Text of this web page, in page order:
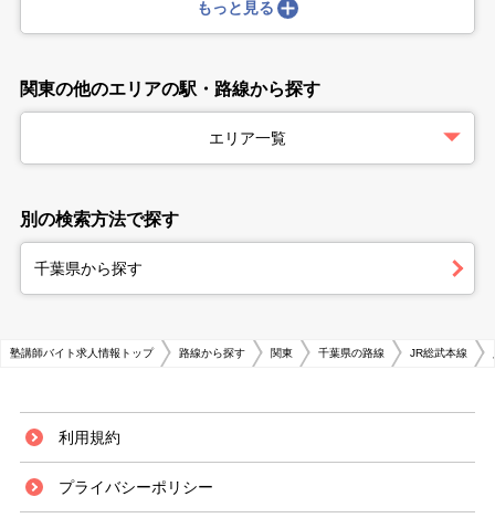
もっと見る
関東の他のエリアの駅・路線から探す
エリア一覧
別の検索方法で探す
千葉県から探す
塾講師バイト求人情報トップ 路線から探す 関東 千葉県の路線 JR総武本線
利用規約
プライバシーポリシー